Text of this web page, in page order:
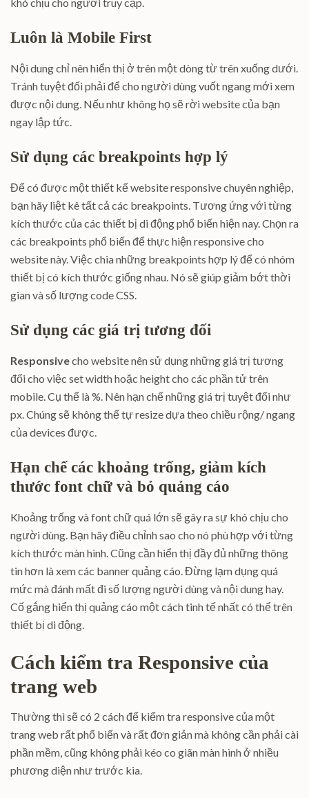
Luôn là Mobile First
Nội dung chỉ nên hiển thị ở trên một dòng từ trên xuống dưới.
Tránh tuyệt đối phải để cho người dùng vuốt ngang mới xem
được nội dung. Nếu như không họ sẽ rời website của bạn
ngay lập tức.
Sử dụng các breakpoints hợp lý
Để có được một thiết kế website responsive chuyên nghiệp,
bạn hãy liệt kê tất cả các breakpoints. Tương ứng với từng
kích thước của các thiết bị di động phổ biến hiện nay. Chọn ra
các breakpoints phổ biến để thực hiện responsive cho
website này. Việc chia những breakpoints hợp lý để có nhóm
thiết bị có kích thước giống nhau. Nó sẽ giúp giảm bớt thời
gian và số lượng code CSS.
Sử dụng các giá trị tương đối
Responsivecho website nên sử dụng những giá trị tương
đối cho việc set width hoặc height cho các phần tử trên
mobile. Cụ thể là %. Nên hạn chế những giá trị tuyệt đối như
px. Chúng sẽ không thể tự resize dựa theo chiều rộng/ ngang
của devices được.
Hạn chế các khoảng trống, giảm kích
thước font chữ và bỏ quảng cáo
Khoảng trống và font chữ quá lớn sẽ gây ra sự khó chịu cho
người dùng. Bạn hãy điều chỉnh sao cho nó phù hợp với từng
kích thước màn hình. Cũng cần hiển thị đầy đủ những thông
tin hơn là xem các banner quảng cáo. Đừng lạm dụng quá
mức mà đánh mất đi số lượng người dùng và nội dung hay.
Cố gắng hiển thị quảng cáo một cách tinh tế nhất có thể trên
thiết bị di động.
Cách kiểm tra Responsive của
trang web
Thường thì sẽ có 2 cách để kiểm tra responsive của một
trang web rất phổ biến và rất đơn giản mà không cần phải cài
phần mềm, cũng không phải kéo co giãn màn hình ở nhiều
phương diện như trước kia.